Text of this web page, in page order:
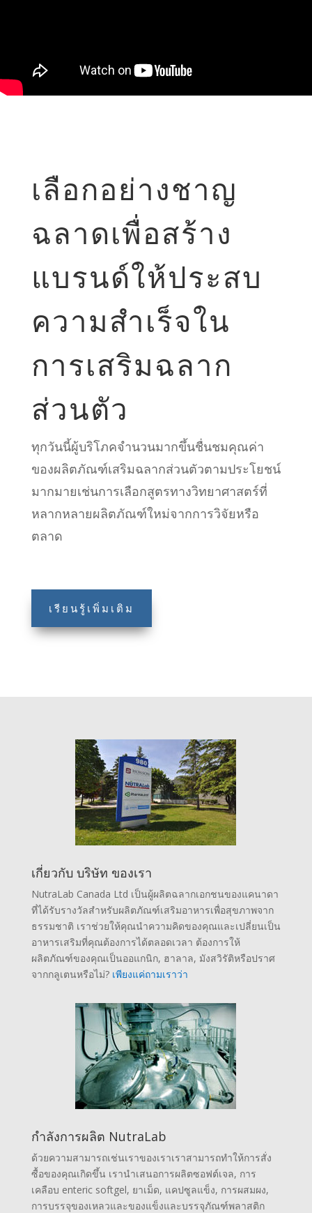
เลือกอย่างชาญ
ฉลาดเพื่อสร้าง
แบรนด์ให้ประสบ
ความสำเร็จใน
การเสริมฉลาก
ส่วนตัว
ทุกวันนี้ผู้บริโภคจำนวนมากขึ้นชื่นชมคุณค่า
ของผลิตภัณฑ์เสริมฉลากส่วนตัวตามประโยชน์
มากมายเช่นการเลือกสูตรทางวิทยาศาสตร์ที่
หลากหลายผลิตภัณฑ์ใหม่จากการวิจัยหรือ
ตลาด
เรียนรู้เพิ่มเติม
เกี่ยวกับ บริษัท ของเรา
NutraLab Canada Ltd เป็นผู้ผลิตฉลากเอกชนของแคนาดา
ที่ได้รับรางวัลสำหรับผลิตภัณฑ์เสริมอาหารเพื่อสุขภาพจาก
ธรรมชาติ เราช่วยให้คุณนำความคิดของคุณและเปลี่ยนเป็น
อาหารเสริมที่คุณต้องการได้ตลอดเวลา ต้องการให้
ผลิตภัณฑ์ของคุณเป็นออแกนิก, ฮาลาล, มังสวิรัติหรือปราศ
จากกลูเตนหรือไม่?เพียงแค่ถามเราว่า
กำลังการผลิต NutraLab
ด้วยความสามารถเช่นเราของเราเราสามารถทำให้การสั่ง
ซื้อของคุณเกิดขึ้น เรานำเสนอการผลิตซอฟต์เจล, การ
เคลือบ enteric softgel, ยาเม็ด, แคปซูลแข็ง, การผสมผง,
การบรรจุของเหลวและของแข็งและบรรจุภัณฑ์พลาสติก